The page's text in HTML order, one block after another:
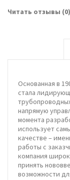
Читать отзывы (0)
Основанная в
стала
напрямую
момента
использует
качестве –
работы с
компания
принять
возможности